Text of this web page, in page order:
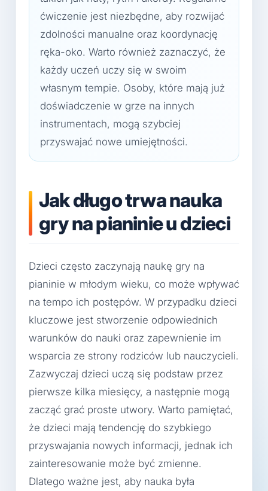
ćwiczenie jest niezbędne, aby rozwijać
zdolności manualne oraz koordynację
ręka-oko. Warto również zaznaczyć, że
każdy uczeń uczy się w swoim
własnym tempie. Osoby, które mają już
doświadczenie w grze na innych
instrumentach, mogą szybciej
przyswajać nowe umiejętności.
Jak długo trwa nauka
gry na pianinie u dzieci
Dzieci często zaczynają naukę gry na
pianinie w młodym wieku, co może wpływać
na tempo ich postępów. W przypadku dzieci
kluczowe jest stworzenie odpowiednich
warunków do nauki oraz zapewnienie im
wsparcia ze strony rodziców lub nauczycieli.
Zazwyczaj dzieci uczą się podstaw przez
pierwsze kilka miesięcy, a następnie mogą
zacząć grać proste utwory. Warto pamiętać,
że dzieci mają tendencję do szybkiego
przyswajania nowych informacji, jednak ich
zainteresowanie może być zmienne.
Dlatego ważne jest, aby nauka była